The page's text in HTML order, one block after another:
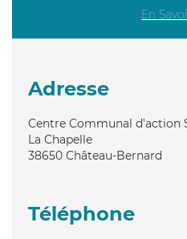
En
Adresse
Centre Communal d'action
La Chapelle
38650 Château-Bernard
Téléphone